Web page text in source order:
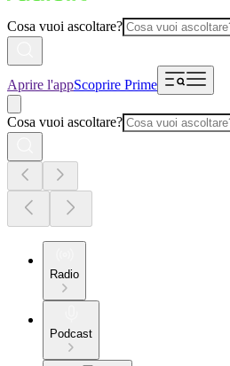
Cosa vuoi ascoltare?
Aprire l'appScoprire Prime
Cosa vuoi ascoltare?
Radio
Podcast